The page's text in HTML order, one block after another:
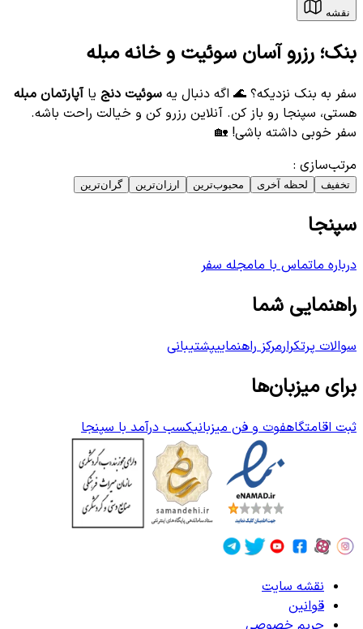
نقشه
بنک؛ رزرو آسان سوئیت و خانه مبله
سفر به بنک نزدیکه؟ 🌊 اگه دنبال یه سوئیت دنج یاآپارتمان مبله
هستی، سپنجا رو باز کن. آنلاین رزرو کن و خیالت راحت باشه.
سفر خوبی داشته باشی! 🏡
مرتب‌سازی :
تخفیف لحظه آخری محبوب‌ترین ارزان‌ترین گران‌ترین
سپنجا
درباره ماتماس با مامجله سفر
راهنمایی شما
سوالات پرتکرارمرکز راهنماییپشتیبانی
برای میزبان‌ها
ثبت اقامتگاهفوت و فن میزبانیکسب درآمد با سپنجا
نقشه سایت
قوانین